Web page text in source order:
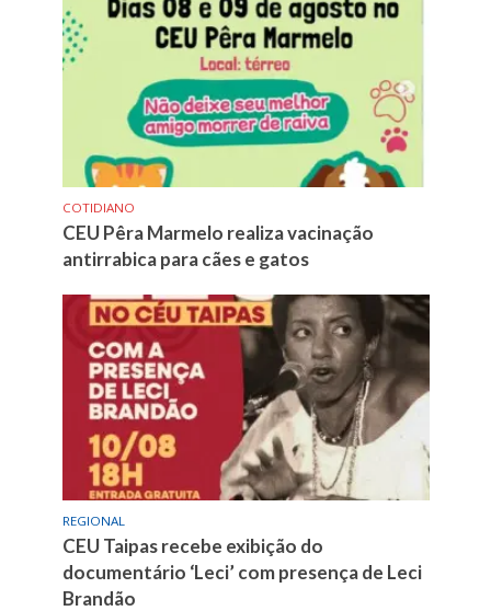
COTIDIANO
CEU Pêra Marmelo realiza vacinação
antirrabica para cães e gatos
REGIONAL
CEU Taipas recebe exibição do
documentário ‘Leci’ com presença de Leci
Brandão